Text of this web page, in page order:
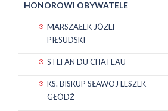
HONOROWI OBYWATELE
MARSZAŁEK JÓZEF
PIŁSUDSKI
STEFAN DU CHATEAU
KS. BISKUP SŁAWOJ LESZEK
GŁÓDŹ